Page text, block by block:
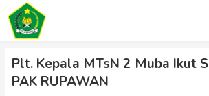
Plt. Kepala MTsN 2 Muba Ikut
PAK RUPAWAN